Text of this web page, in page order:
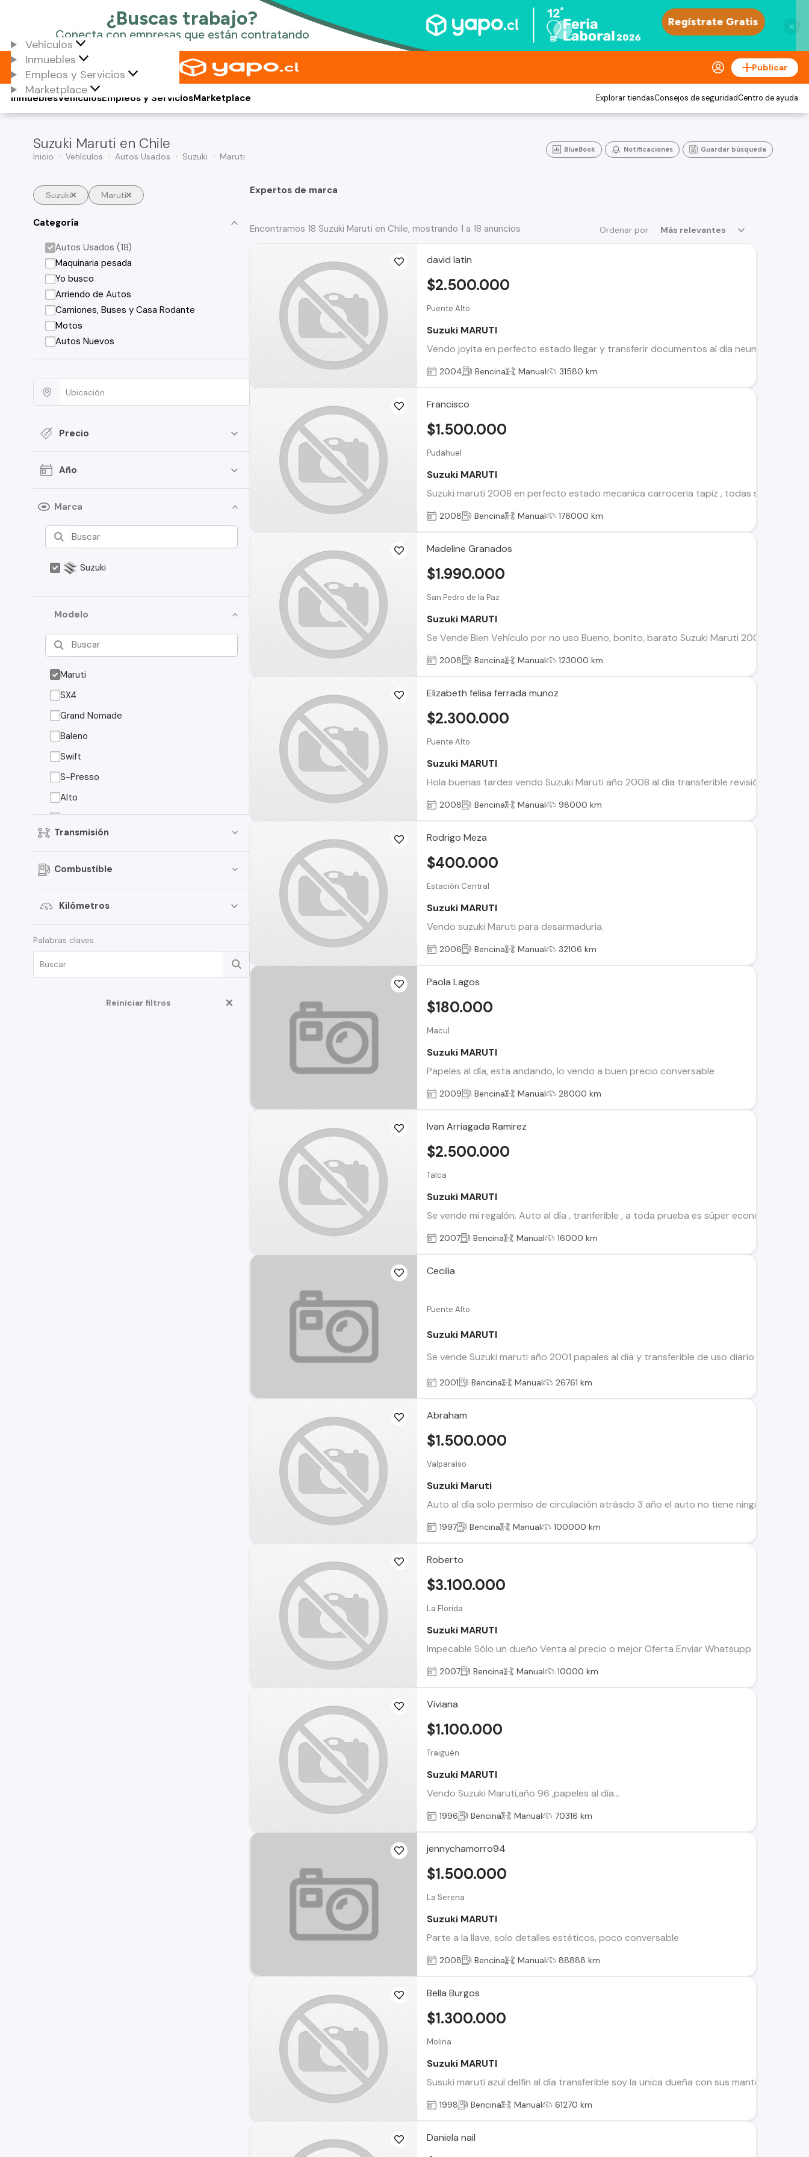
×
Vehículos
Inmuebles
Empleos y Servicios
Marketplace
Publicar
Vehículos
Inmuebles Empleos y ServiciosMarketplace Explorar tiendasConsejos de seguridadCentro de ayuda
Suzuki Maruti en Chile
Inicio Vehículos Autos Usados Suzuki Maruti
BlueBook Notificaciones Guardar búsqueda
Suzuki Maruti
Categoría
Autos Usados (18)
Maquinaria pesada
Yo busco
Arriendo de Autos
Camiones, Buses y Casa Rodante
Motos
Autos Nuevos
Precio
Año
Marca
Suzuki
Modelo
Maruti
SX4
Grand Nomade
Baleno
Swift
S-Presso
Alto
Dzire
Jimny
Vitara
XL7
Ertiga
Aerio
Transmisión
Combustible
Kilómetros
Palabras claves
Reiniciar filtros
Expertos de marca
Ordenar por Más relevantes
Encontramos 18 Suzuki Maruti en Chile, mostrando 1 a 18 anuncios
david latin
Puente Alto
Suzuki MARUTI
Vendo joyita en perfecto estado llegar y transferir documentos al dia neumáticos
$2.500.000
2004 Bencina Manual 31580 km
Francisco
Pudahuel
Suzuki MARUTI
Suzuki maruti 2008 en perfecto estado mecanica carroceria tapiz , todas sus
$1.500.000
2008 Bencina Manual 176000 km
Madeline Granados
San Pedro de la Paz
Suzuki MARUTI
Se Vende Bien Vehículo por no uso Bueno, bonito, barato Suzuki Maruti 2008 Motor
$1.990.000
2008 Bencina Manual 123000 km
Elizabeth felisa ferrada munoz
Puente Alto
Suzuki MARUTI
Hola buenas tardes vendo Suzuki Maruti año 2008 al día transferible revisión
$2.300.000
2008 Bencina Manual 98000 km
Rodrigo Meza
Estación Central
Suzuki MARUTI
Vendo suzuki Maruti para desarmaduria.
$400.000
2006 Bencina Manual 32106 km
Paola Lagos
Macul
Suzuki MARUTI
Papeles al día, esta andando, lo vendo a buen precio conversable
$180.000
2009 Bencina Manual 28000 km
Ivan Arriagada Ramirez
Talca
Suzuki MARUTI
Se vende mi regalón. Auto al día , tranferible , a toda prueba es súper económico
$2.500.000
2007 Bencina Manual 16000 km
Cecilia
Puente Alto
Suzuki MARUTI
Se vende Suzuki maruti año 2001 papales al día y transferible de uso diario Kilometraje
2001 Bencina Manual 26761 km
Abraham
Valparaíso
Suzuki Maruti
Auto al día solo permiso de circulación atrásdo 3 año el auto no tiene ningún detalle
$1.500.000
1997 Bencina Manual 100000 km
Roberto
La Florida
Suzuki MARUTI
Impecable Sólo un dueño Venta al precio o mejor Oferta Enviar Whatsupp
$3.100.000
2007 Bencina Manual 10000 km
Viviana
Traiguén
Suzuki MARUTI
Vendo Suzuki Maruti,año 96 ,papeles al día...
$1.100.000
1996 Bencina Manual 70316 km
jennychamorro94
La Serena
Suzuki MARUTI
Parte a la llave, solo detalles estéticos, poco conversable
$1.500.000
2008 Bencina Manual 88888 km
Bella Burgos
Molina
Suzuki MARUTI
Susuki maruti azul delfín al día transferible soy la unica dueña con sus
$1.300.000
1998 Bencina Manual 61270 km
Daniela nail